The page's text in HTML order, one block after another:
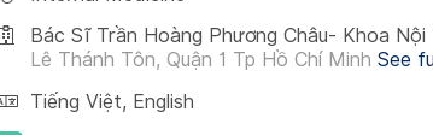
Bác Sĩ Trần Hoàng Phương Châu- Khoa Nội
Lê Thánh Tôn, Quận 1 Tp Hồ Chí Minh See
Tiếng Việt, English